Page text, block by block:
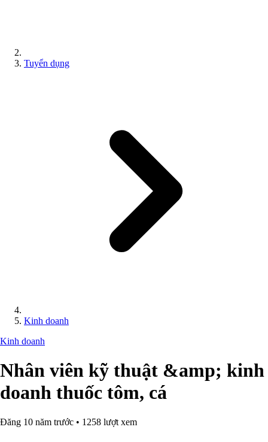
Tuyển dụng
Kinh doanh
Kinh doanh
Nhân viên kỹ thuật &amp; kinh
doanh thuốc tôm, cá
Đăng 10 năm trước • 1258 lượt xem